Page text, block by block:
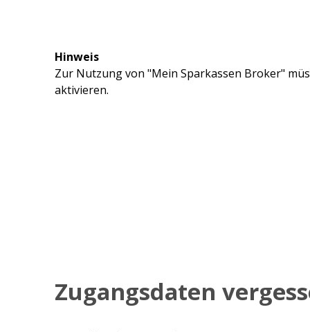
Hinweis
Zur Nutzung von "Mein Sparkassen Broker"
aktivieren.
Zugangsdaten